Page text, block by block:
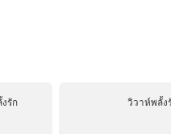
รัก วิวาห์พลั้ง